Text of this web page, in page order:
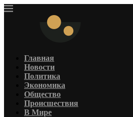
Главная
Новости
Политика
Экономика
Общество
Происшествия
В Мире